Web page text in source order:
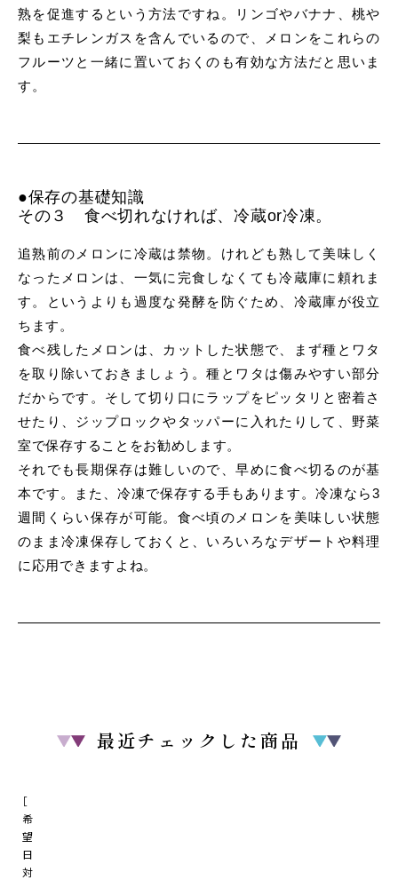
熟を促進するという方法ですね。リンゴやバナナ、桃や
梨もエチレンガスを含んでいるので、メロンをこれらの
フルーツと一緒に置いておくのも有効な方法だと思いま
す。
●保存の基礎知識
その３ 食べ切れなければ、冷蔵or冷凍。
追熟前のメロンに冷蔵は禁物。けれども熟して美味しく
なったメロンは、一気に完食しなくても冷蔵庫に頼れま
す。というよりも過度な発酵を防ぐため、冷蔵庫が役立
ちます。
食べ残したメロンは、カットした状態で、まず種とワタ
を取り除いておきましょう。種とワタは傷みやすい部分
だからです。そして切り口にラップをピッタリと密着さ
せたり、ジップロックやタッパーに入れたりして、野菜
室で保存することをお勧めします。
それでも長期保存は難しいので、早めに食べ切るのが基
本です。また、冷凍で保存する手もあります。冷凍なら3
週間くらい保存が可能。食べ頃のメロンを美味しい状態
のまま冷凍保存しておくと、いろいろなデザートや料理
に応用できますよね。
最近チェックした商品
［
希
望
日
対